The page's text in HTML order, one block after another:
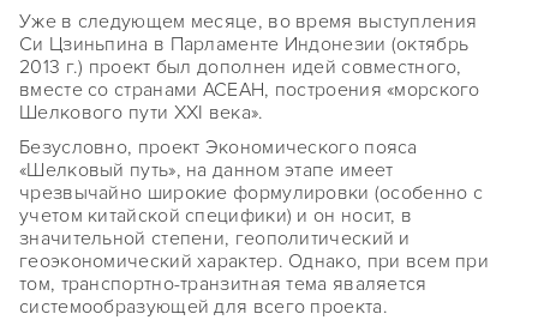
Уже в следующем месяце, во время выступления
Си Цзиньпина в Парламенте Индонезии (октябрь
2013 г.) проект был дополнен идей совместного,
вместе со странами АСЕАН, построения «морского
Шелкового пути XXI века».
Безусловно, проект Экономического пояса
«Шелковый путь», на данном этапе имеет
чрезвычайно широкие формулировки (особенно с
учетом китайской специфики) и он носит, в
значительной степени, геополитический и
геоэкономический характер. Однако, при всем при
том, транспортно-транзитная тема яваляется
системообразующей для всего проекта.